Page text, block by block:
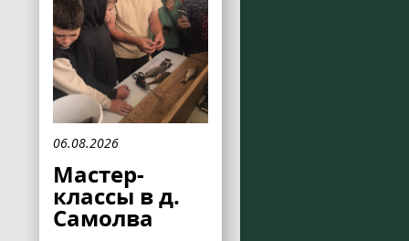
06.08.2026
Мастер-
классы в д.
Самолва